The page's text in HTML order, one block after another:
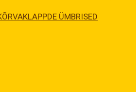
ÜMBRISED